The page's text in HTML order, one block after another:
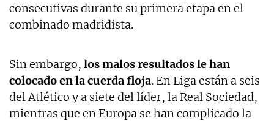
consecutivas durante su primera etapa en el
combinado madridista.
Sin embargo, los malos resultados le han
colocado en la cuerda floja. En Liga están a seis
del Atlético y a siete del líder, la Real Sociedad,
mientras que en Europa se han complicado la